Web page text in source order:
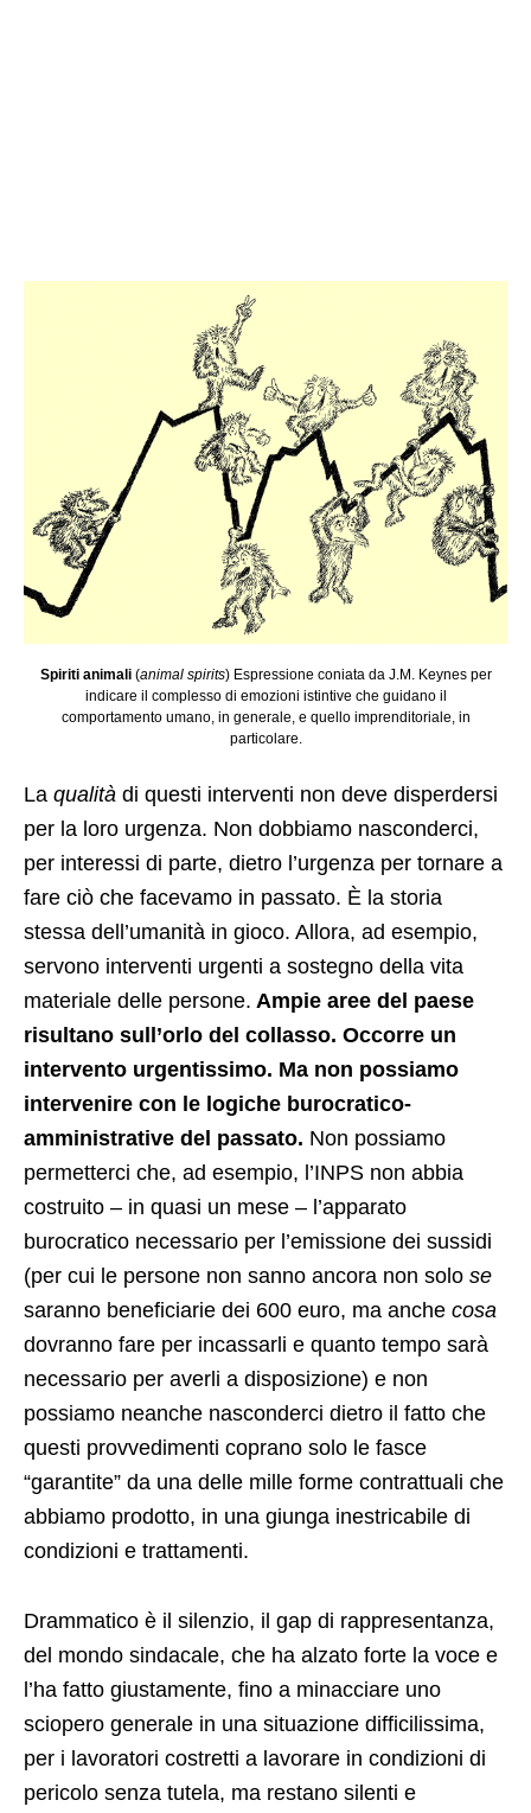
Spiriti animali(animal spirits) Espressione coniata da J.M. Keynes per
indicare il complesso di emozioni istintive che guidano il
comportamento umano, in generale, e quello imprenditoriale, in
particolare.
La qualità di questi interventi non deve disperdersi
per la loro urgenza. Non dobbiamo nasconderci,
per interessi di parte, dietro l’urgenza per tornare a
fare ciò che facevamo in passato. È la storia
stessa dell’umanità in gioco. Allora, ad esempio,
servono interventi urgenti a sostegno della vita
materiale delle persone. Ampie aree del paese
risultano sull’orlo del collasso. Occorre un
intervento urgentissimo. Ma non possiamo
intervenire con le logiche burocratico-
amministrative del passato. Non possiamo
permetterci che, ad esempio, l’INPS non abbia
costruito – in quasi un mese – l’apparato
burocratico necessario per l’emissione dei sussidi
(per cui le persone non sanno ancora non solo se
saranno beneficiarie dei 600 euro, ma anche cosa
dovranno fare per incassarli e quanto tempo sarà
necessario per averli a disposizione) e non
possiamo neanche nasconderci dietro il fatto che
questi provvedimenti coprano solo le fasce
“garantite” da una delle mille forme contrattuali che
abbiamo prodotto, in una giunga inestricabile di
condizioni e trattamenti.
Drammatico è il silenzio, il gap di rappresentanza,
del mondo sindacale, che ha alzato forte la voce e
l’ha fatto giustamente, fino a minacciare uno
sciopero generale in una situazione difficilissima,
per i lavoratori costretti a lavorare in condizioni di
pericolo senza tutela, ma restano silenti e